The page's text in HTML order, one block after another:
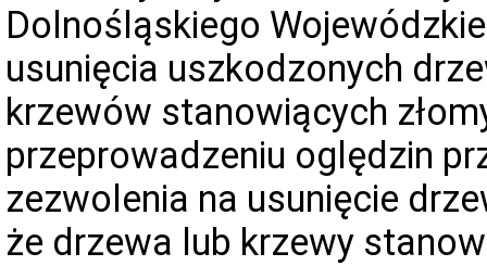
Dolnośląskiego
usunięcia uszkodzonych
krzewów stanowiących
przeprowadzeniu oględzin
zezwolenia na usunięcie
że drzewa lub krzewy